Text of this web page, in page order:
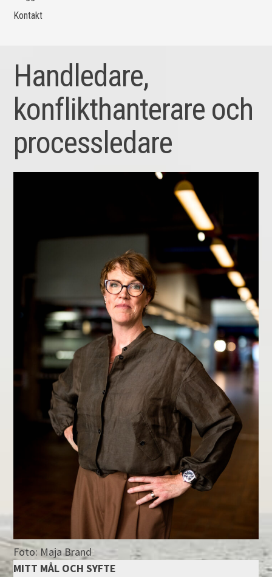
Kontakt
Handledare,
konflikthanterare och
processledare
Foto: Maja Brand
MITT MÅL OCH SYFTE